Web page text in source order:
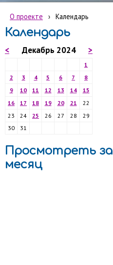
О проекте › Календарь
Календарь
< >
Декабрь 2024
1
2
3 4 5 6 7
8
9
10 11 12 13 14
15
16
17 18 19 20 21
22
23
24 25 26 27 28
29
30
31
Просмотреть за
месяц